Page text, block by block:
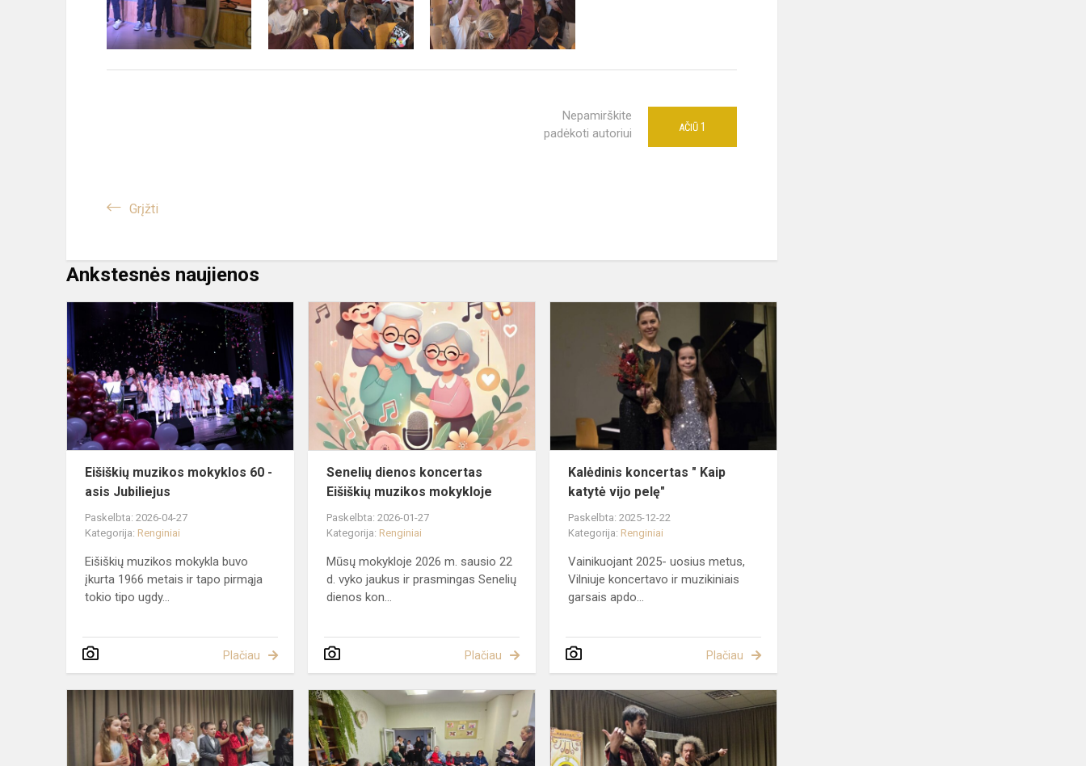
Nepamirškite
padėkoti autoriui
AČIŪ 1
Grįžti
Ankstesnės naujienos
Eišiškių
muzikos
mokyklos
60
-
asis
Jubiliejus
Eišiškių muzikos mokyklos 60 -
asis Jubiliejus
Paskelbta: 2026-04-27
Kategorija: Renginiai
Eišiškių muzikos mokykla buvo
įkurta 1966 metais ir tapo pirmąja
tokio tipo ugdy...
Plačiau
Senelių dienos koncertas
Eišiškių muzikos mokykloje
Paskelbta: 2026-01-27
Kategorija: Renginiai
Mūsų mokykloje 2026 m. sausio 22
d. vyko jaukus ir prasmingas Senelių
dienos kon...
Plačiau
Kalėdinis
Kalėdinis koncertas " Kaip
katytė vijo pelę"
Paskelbta: 2025-12-22
Kategorija: Renginiai
Vainikuojant 2025- uosius metus,
Vilniuje koncertavo ir muzikiniais
garsais apdo...
Plačiau
Kalėdinis
koncertas
2025
Koncertas
skyriaus
gyventojams
Stanislavo